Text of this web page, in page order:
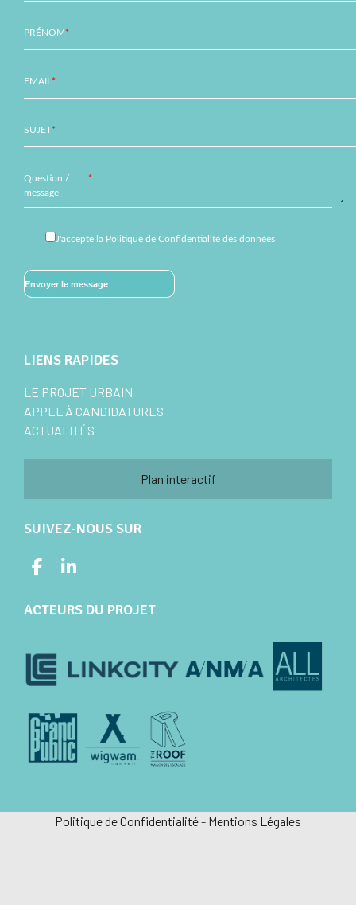
PRÉNOM*
EMAIL *
SUJET*
Question /
message
*
J'accepte la Politique de Confidentialité des données
LIENS RAPIDES
LE PROJET URBAIN
APPEL À CANDIDATURES
ACTUALITÉS
Plan interactif
SUIVEZ-NOUS SUR
ACTEURS DU PROJET
Politique de Confidentialité- Mentions Légales